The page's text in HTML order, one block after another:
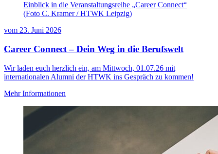
Einblick in die Veranstaltungsreihe „Career Connect“
(Foto C. Kramer / HTWK Leipzig)
vom 23. Juni 2026
Career Connect – Dein Weg in die Berufswelt
Wir laden euch herzlich ein, am Mittwoch, 01.07.26 mit
internationalen Alumni der HTWK ins Gespräch zu kommen!
Mehr Informationen